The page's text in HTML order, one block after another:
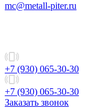
mc@metall-piter.ru
+7 (930) 065-30-30
+7 (930) 065-30-30
Заказать звонок